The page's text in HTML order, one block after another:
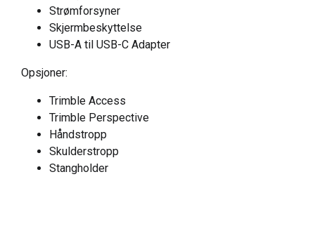
Strømforsyner
Skjermbeskyttelse
USB-A til USB-C Adapter
Opsjoner:
Trimble Access
Trimble Perspective
Håndstropp
Skulderstropp
Stangholder